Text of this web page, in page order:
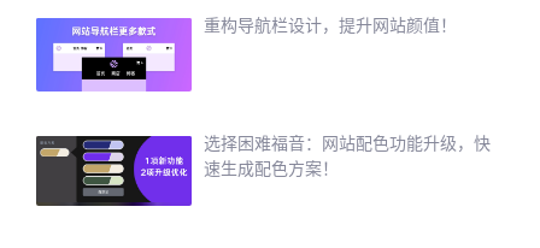
重构导航栏设计，提升网站颜值！
选择困难福音：网站配色功能升级，快
速生成配色方案！